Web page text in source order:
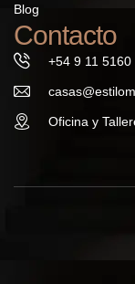
Blog
Contacto
+54 9 11 5160
Oficina y